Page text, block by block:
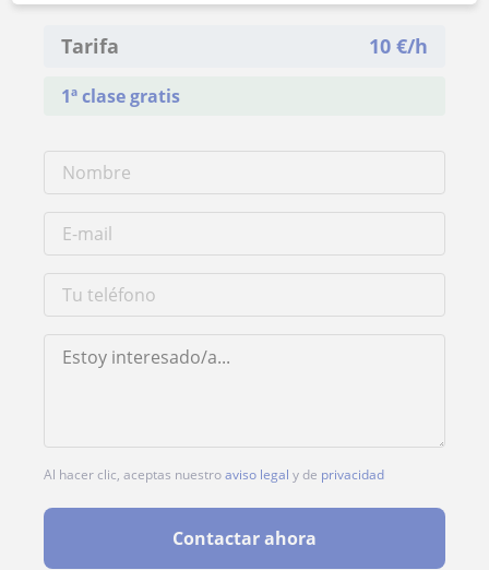
Tarifa 10 €/h
1ª clase gratis
Al hacer clic, aceptas nuestroaviso legal y de privacidad
Contactar ahora